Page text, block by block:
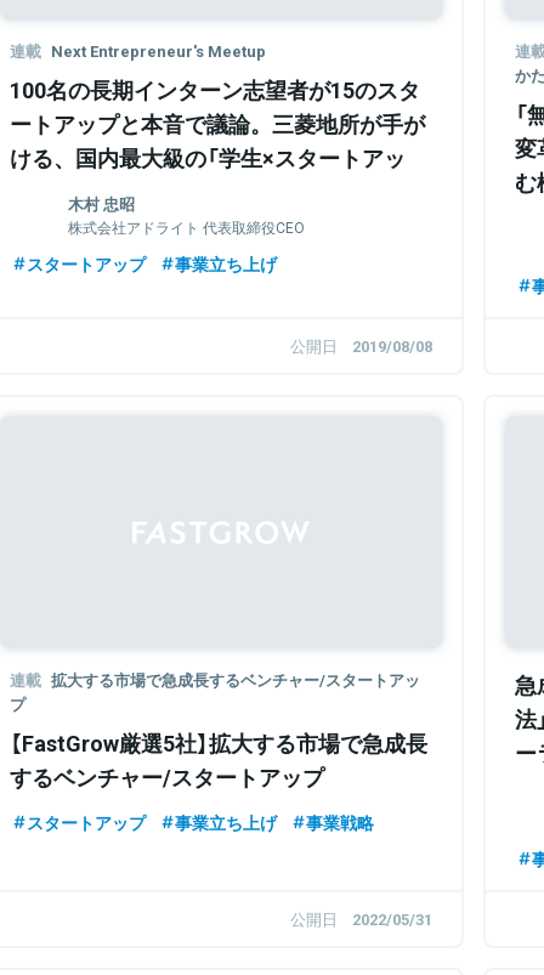
連載 Next Entrepreneur's Meetup
100名の長期インターン志望者が15のスタ
ートアップと本音で議論。三菱地所が手が
ける、国内最大級の「学生×スタートアッ
プ」イベントに迫る
木村 忠昭
株式会社アドライト 代表取締役CEO
スタートアップ 事業立ち上げ
公開日 2019/08/08
連
か
変
む
連載 拡大する市場で急成長するベンチャー/スタートアッ
プ
【FastGrow厳選5社】拡大する市場で急成長
するベンチャー/スタートアップ
スタートアップ 事業立ち上げ 事業戦略
公開日 2022/05/31
急
法
ー